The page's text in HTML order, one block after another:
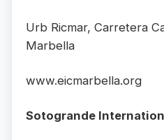
Urb Ricmar, Carretera
Marbella
www.eicmarbella.org
Sotogrande